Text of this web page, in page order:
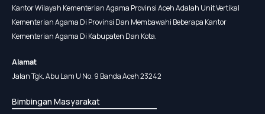
Kantor Wilayah Kementerian Agama Provinsi Aceh Adalah Unit Vertikal
Kementerian Agama Di Provinsi Dan Membawahi Beberapa Kantor
Kementerian Agama Di Kabupaten Dan Kota.
Alamat
Jalan Tgk. Abu Lam U No. 9 Banda Aceh 23242
Bimbingan Masyarakat